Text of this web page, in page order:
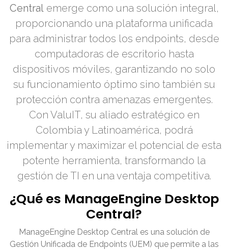
Centralemerge como una solución integral,
proporcionando una plataforma unificada
para administrar todos los endpoints, desde
computadoras de escritorio hasta
dispositivos móviles, garantizando no solo
su funcionamiento óptimo sino también su
protección contra amenazas emergentes.
Con ValuIT, su aliado estratégico en
Colombia y Latinoamérica, podrá
implementar y maximizar el potencial de esta
potente herramienta, transformando la
gestión de TI en una ventaja competitiva.
¿Qué es ManageEngine Desktop
Central?
ManageEngine Desktop Central es una solución de
Gestión Unificada de Endpoints (UEM) que permite a las